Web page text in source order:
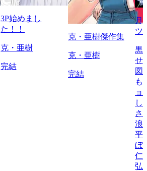
3P始めまし
た！！
克・亜樹
完結
克・亜樹傑作集
克・亜樹
完結
月
ツ
黒
せ
図
も
ョ
し
さ
浪
平/
ぼ
仁
弘/